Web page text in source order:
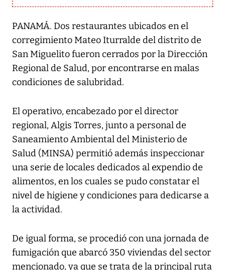
PANAMÁ. Dos restaurantes ubicados en el
corregimiento Mateo Iturralde del distrito de
San Miguelito fueron cerrados por la Dirección
Regional de Salud, por encontrarse en malas
condiciones de salubridad.
El operativo, encabezado por el director
regional, Algis Torres, junto a personal de
Saneamiento Ambiental del Ministerio de
Salud (MINSA) permitió además inspeccionar
una serie de locales dedicados al expendio de
alimentos, en los cuales se pudo constatar el
nivel de higiene y condiciones para dedicarse a
la actividad.
De igual forma, se procedió con una jornada de
fumigación que abarcó 350 viviendas del sector
mencionado, ya que se trata de la principal ruta